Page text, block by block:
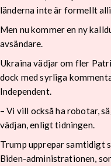
länderna inte är formellt
Men nu kommer en ny
avsändare.
Ukraina vädjar om fler
dock med syrliga
Independent.
– Vi vill också ha robotar,
vädjan, enligt tidningen.
Trump upprepar samtidigt
Biden-administrationen,